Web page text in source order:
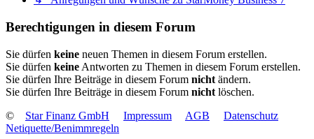
Berechtigungen in diesem Forum
Sie dürfen keine neuen Themen in diesem Forum erstellen.
Sie dürfen keine Antworten zu Themen in diesem Forum erstellen.
Sie dürfen Ihre Beiträge in diesem Forum nicht ändern.
Sie dürfen Ihre Beiträge in diesem Forum nicht löschen.
©
Star Finanz GmbH Impressum AGB
Datenschutz
Netiquette/Benimmregeln